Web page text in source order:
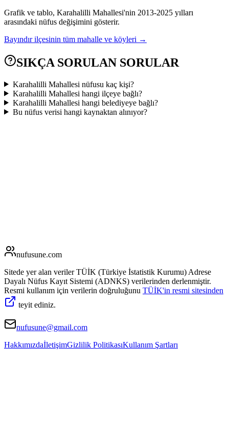
Grafik ve tablo, Karahalilli Mahallesi'nin 2013-2025 yılları
arasındaki nüfus değişimini gösterir.
Bayındır ilçesinin tüm mahalle ve köyleri →
SIKÇA SORULAN SORULAR
Karahalilli Mahallesi nüfusu kaç kişi?
Karahalilli Mahallesi hangi ilçeye bağlı?
Karahalilli Mahallesi hangi belediyeye bağlı?
Bu nüfus verisi hangi kaynaktan alınıyor?
nufusune.com
Sitede yer alan veriler TÜİK (Türkiye İstatistik Kurumu) Adrese
Dayalı Nüfus Kayıt Sistemi (ADNKS) verilerinden derlenmiştir.
Resmi kullanım için verilerin doğruluğunu TÜİK'in resmi sitesinden
teyit ediniz.
nufusune@gmail.com
HakkımızdaİletişimGizlilik PolitikasıKullanım Şartları